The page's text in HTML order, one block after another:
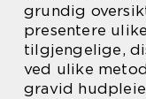
grundig
presentere
tilgjengelige,
ved ulike
gravid